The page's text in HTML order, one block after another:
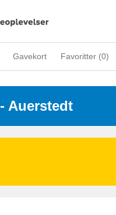
Gavekort Favoritter (0)
- Auerstedt